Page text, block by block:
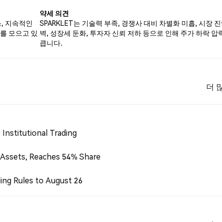
지속적인
모으고 있
약세 의견
SPARKLET는 기술력 부족, 경쟁사 대비 차별화 미흡, 시장
벽, 성장세 둔화, 투자자 신뢰 저하 등으로 인해 주가 하락 압
큽니다.
더
Institutional Trading
Reaches 54% Share
Rules to August 26